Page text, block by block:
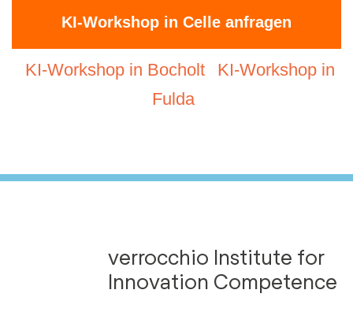
KI-Workshop in Celle anfragen
KI-Workshop in Bocholt
KI-Workshop in
Fulda
verrocchio Institute for
Innovation Competence